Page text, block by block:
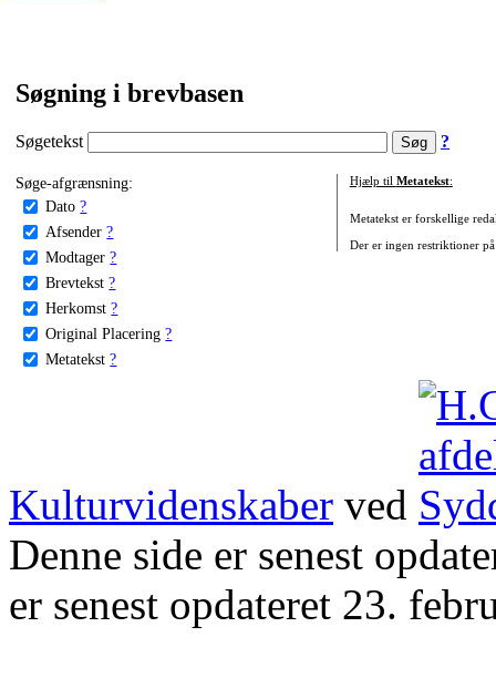
Søgning i brevbasen
Søgetekst ?
Søge-afgrænsning:
Dato ?
Afsender ?
Modtager ?
Brevtekst ?
Herkomst ?
Original Placering ?
Metatekst ?
Hjælp til Metatekst:
Metatekst er forskellige
Der er ingen restriktioner
Kulturvidenskaber ved
Denne side er senest
er senest opdateret 23.